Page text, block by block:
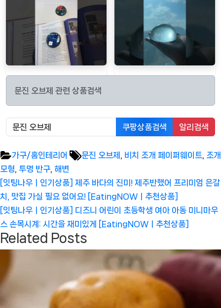
문진 오브제 관련 상품검색
쿠팡상품검색 알리검색
가구/홈인테리어 Tags:
문진 오브제 비치 조개 페이퍼웨이트 조개
모형 투명 반구 해변
글
탐
색
Previous
Post:
[잇팅나우ㅣ인기상품] 제주 바다의 진미! 제주반했어 프리미엄 은갈
치, 맛집 가실 필요 없어요! [EatingNOWㅣ추천상품]
Next
Post:
[잇팅나우ㅣ인기상품] 디즈니 어린이 초등학생 여아 아동 미니마우
스 손목시계: 시간을 재미있게 [EatingNOWㅣ추천상품]
Related Posts